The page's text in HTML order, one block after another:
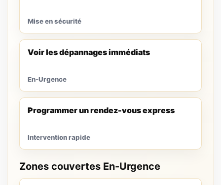
Mise en sécurité
Voir les dépannages immédiats
En-Urgence
Programmer un rendez-vous express
Intervention rapide
Zones couvertes En-Urgence